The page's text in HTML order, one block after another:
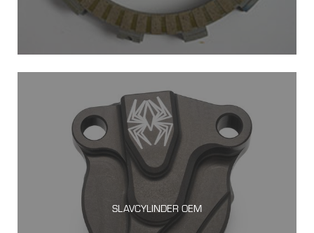
SLAVCYLINDER OEM